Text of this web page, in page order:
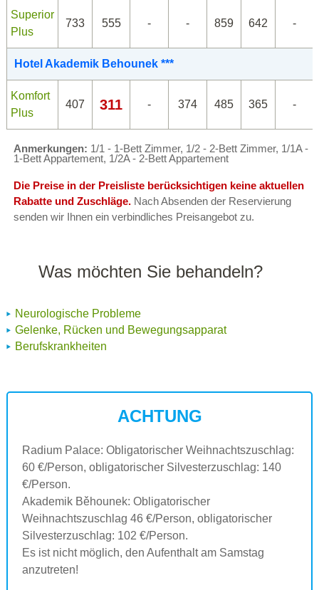
Superior
Plus
733 555 - - 859 642 -
Hotel Akademik Behounek ***
Komfort
Plus
407 311 - 374 485 365 -
Anmerkungen: 1/1 - 1-Bett Zimmer, 1/2 - 2-Bett Zimmer, 1/1A -
1-Bett Appartement, 1/2A - 2-Bett Appartement
Die Preise in der Preisliste berücksichtigen keine aktuellen
Rabatte und Zuschläge. Nach Absenden der Reservierung
senden wir Ihnen ein verbindliches Preisangebot zu.
Was möchten Sie behandeln?
Neurologische Probleme
Gelenke, Rücken und Bewegungsapparat
Berufskrankheiten
ACHTUNG
Radium Palace: Obligatorischer Weihnachtszuschlag:
60 €/Person, obligatorischer Silvesterzuschlag: 140
€/Person.
Akademik Běhounek: Obligatorischer
Weihnachtszuschlag 46 €/Person, obligatorischer
Silvesterzuschlag: 102 €/Person.
Es ist nicht möglich, den Aufenthalt am Samstag
anzutreten!